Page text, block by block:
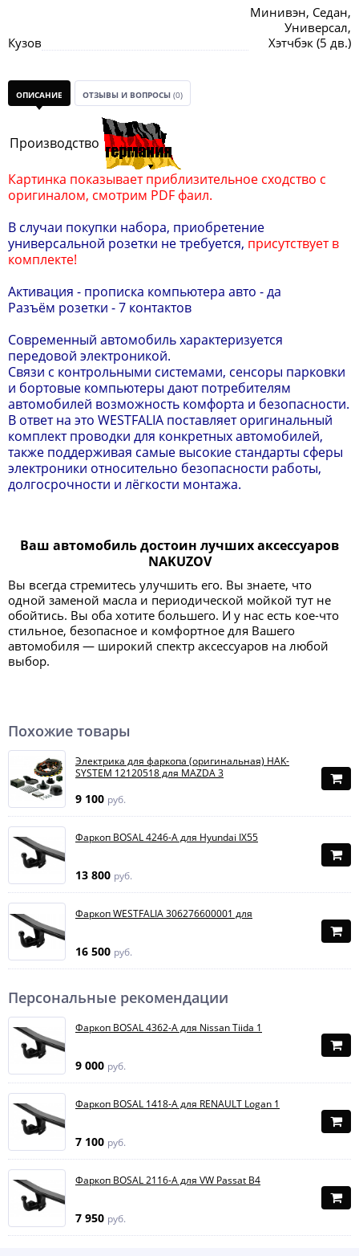
Кузов
Минивэн, Седан,
Универсал,
Хэтчбэк (5 дв.)
ОПИСАНИЕ ОТЗЫВЫ И ВОПРОСЫ (0)
Производство
Картинка показывает приблизительное сходство с
оригиналом, смотрим PDF фаил.
В случаи покупки набора, приобретение
универсальной розетки не требуется, присутствует в
комплекте!
Активация - прописка компьютера авто - да
Разъём розетки - 7 контактов
Современный автомобиль характеризуется
передовой электроникой.
Связи с контрольными системами, сенсоры парковки
и бортовые компьютеры дают потребителям
автомобилей возможность комфорта и безопасности.
В ответ на это WESTFALIA поставляет оригинальный
комплект проводки для конкретных автомобилей,
также поддерживая самые высокие стандарты сферы
электроники относительно безопасности работы,
долгосрочности и лёгкости монтажа.
Ваш автомобиль достоин лучших аксессуаров
NAKUZOV
Вы всегда стремитесь улучшить его. Вы знаете, что
одной заменой масла и периодической мойкой тут не
обойтись. Вы оба хотите большего. И у нас есть кое-что
стильное, безопасное и комфортное для Вашего
автомобиля — широкий спектр аксессуаров на любой
выбор.
Похожие товары
Электрика для фаркопа (оригинальная) HAK-
SYSTEM 12120518 для MAZDA 3
9 100 руб.
Фаркоп BOSAL 4246-A для Hyundai IX55
13 800 руб.
Фаркоп WESTFALIA 306276600001 для
16 500 руб.
Персональные рекомендации
Фаркоп BOSAL 4362-A для Nissan Tiida 1
9 000 руб.
Фаркоп BOSAL 1418-A для RENAULT Logan 1
7 100 руб.
Фаркоп BOSAL 2116-A для VW Passat B4
7 950 руб.